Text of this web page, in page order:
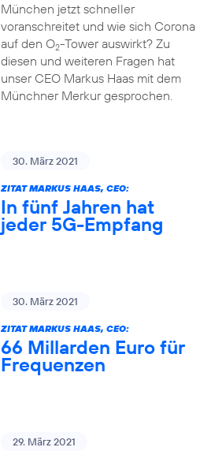
München jetzt schneller
voranschreitet und wie sich Corona
auf den O2-Tower auswirkt? Zu
diesen und weiteren Fragen hat
unser CEO Markus Haas mit dem
Münchner Merkur gesprochen.
30. März 2021
ZITAT MARKUS HAAS, CEO:
In fünf Jahren hat
jeder 5G-Empfang
30. März 2021
ZITAT MARKUS HAAS, CEO:
66 Millarden Euro für
Frequenzen
29. März 2021